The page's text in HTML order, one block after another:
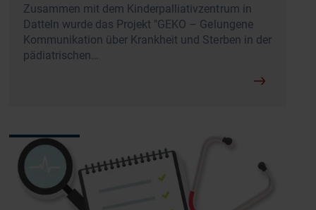
Zusammen mit dem Kinderpalliativzentrum in
Datteln wurde das Projekt "GEKO – Gelungene
Kommunikation über Krankheit und Sterben in der
pädiatrischen…